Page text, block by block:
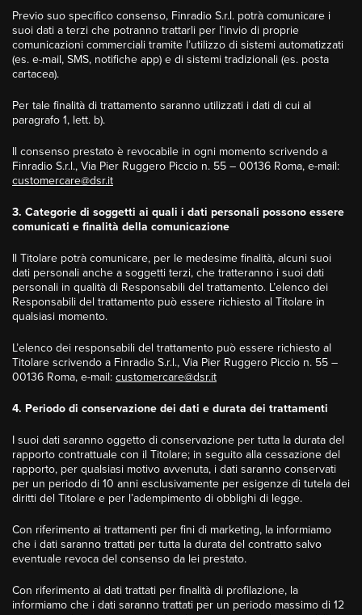
Previo suo specifico consenso, Finradio S.r.l. potrà comunicare i
suoi dati a terzi che potranno trattarli per l’invio di proprie
comunicazioni commerciali tramite l’utilizzo di sistemi automatizzati
(es. e-mail, SMS, notifiche app) e di sistemi tradizionali (es. posta
cartacea).
Per tale finalità di trattamento saranno utilizzati i dati di cui al
paragrafo 1, lett. b).
Il consenso prestato è revocabile in ogni momento scrivendo a
Finradio S.r.l., Via Pier Ruggero Piccio n. 55 – 00136 Roma, e-mail:
customercare@dsr.it
3. Categorie di soggetti ai quali i dati personali possono essere
comunicati e finalità della comunicazione
Il Titolare potrà comunicare, per le medesime finalità, alcuni suoi
dati personali anche a soggetti terzi, che tratteranno i suoi dati
personali in qualità di Responsabili del trattamento. L’elenco dei
Responsabili del trattamento può essere richiesto al Titolare in
qualsiasi momento.
L’elenco dei responsabili del trattamento può essere richiesto al
Titolare scrivendo a Finradio S.r.l., Via Pier Ruggero Piccio n. 55 –
00136 Roma, e-mail: customercare@dsr.it
4. Periodo di conservazione dei dati e durata dei trattamenti
I suoi dati saranno oggetto di conservazione per tutta la durata del
rapporto contrattuale con il Titolare; in seguito alla cessazione del
rapporto, per qualsiasi motivo avvenuta, i dati saranno conservati
per un periodo di 10 anni esclusivamente per esigenze di tutela dei
diritti del Titolare e per l’adempimento di obblighi di legge.
Con riferimento ai trattamenti per fini di marketing, la informiamo
che i dati saranno trattati per tutta la durata del contratto salvo
eventuale revoca del consenso da lei prestato.
Con riferimento ai dati trattati per finalità di profilazione, la
informiamo che i dati saranno trattati per un periodo massimo di 12